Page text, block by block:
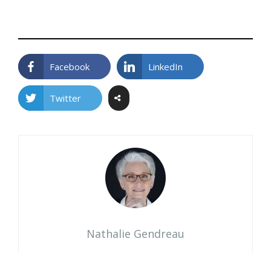
Facebook LinkedIn
Twitter
Nathalie Gendreau